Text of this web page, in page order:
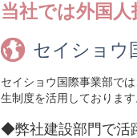
当社では外国人
セイショウ
セイショウ国際事業部で
生制度を活用しております
◆弊社建設部門で活